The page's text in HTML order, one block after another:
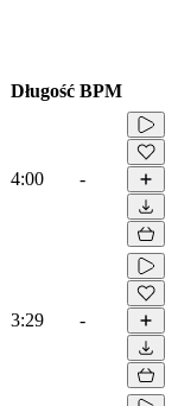
Długość BPM
4:00 -
3:29 -